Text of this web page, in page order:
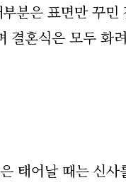
분은 표면만 꾸
결혼식은 모두 화
태어날 때는 신